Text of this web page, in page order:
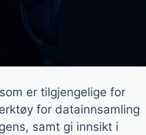
er tilgjengelige for
for datainnsamling
samt gi innsikt i